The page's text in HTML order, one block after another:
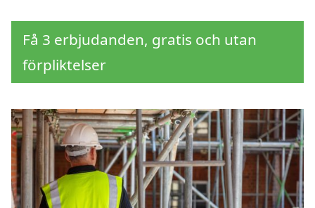
Få 3 erbjudanden, gratis och utan
förpliktelser